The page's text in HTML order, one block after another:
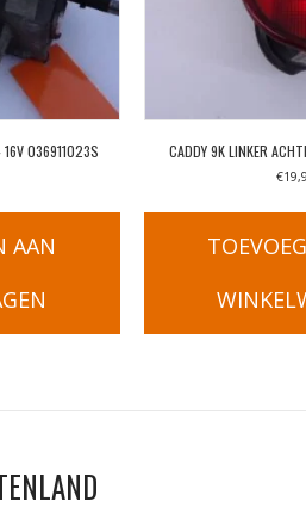
036911023S
AAN
CADDY 9K LINKER
€